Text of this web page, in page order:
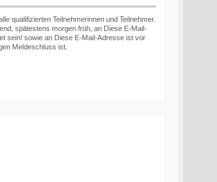
qualifizierten Teilnehmerinnen und Teilnehmer.
spätestens morgen früh, an Diese E-Mail-
sein! sowie an Diese E-Mail-Adresse ist vor
Meldeschluss ist.